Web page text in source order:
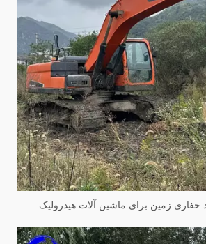
حفاری زمین برای ماشین آلات هیدرولیک